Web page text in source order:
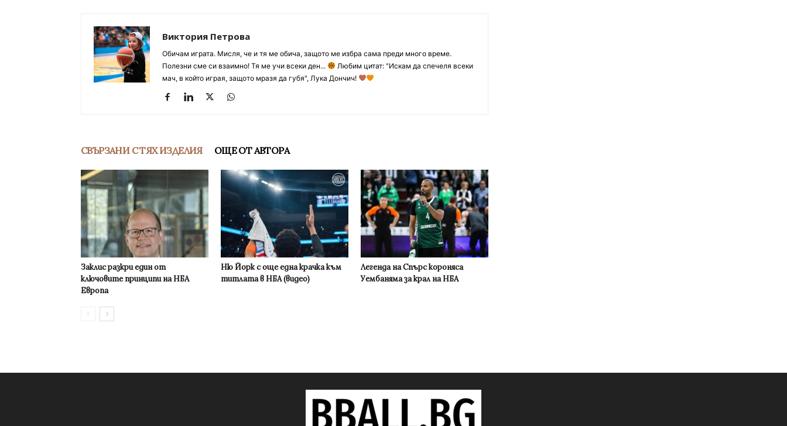
Виктория Петрова
Обичам играта. Мисля, че и тя ме обича, защото ме избра сама преди много време.
Полезни сме си взаимно! Тя ме учи всеки ден...
Любим цитат: "Искам да спечеля всеки
мач, в който играя, защото мразя да губя", Лука Дончич!
СВЪРЗАНИ С ТЯХ ИЗДЕЛИЯ ОЩЕ ОТ АВТОРА
Заклис разкри един от
ключовите принципи на НБА
Европа
Ню Йорк с още една крачка към
титлата в НБА (видео)
Легенда на Спърс короняса
Уембаняма за крал на НБА